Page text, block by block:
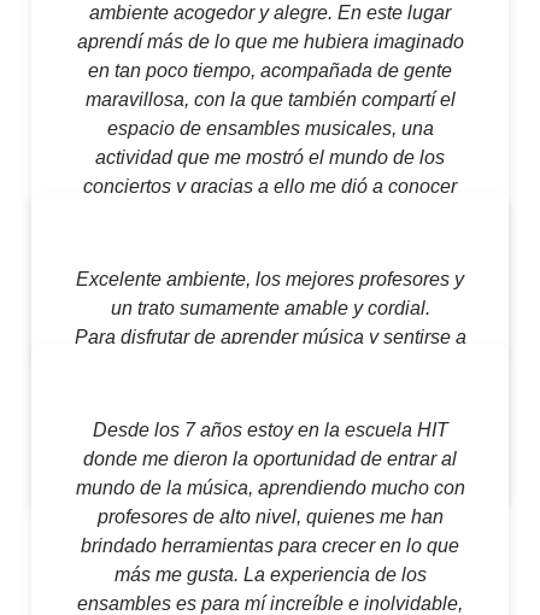
ambiente acogedor y alegre. En este lugar
aprendí más de lo que me hubiera imaginado
en tan poco tiempo, acompañada de gente
maravillosa, con la que también compartí el
espacio de ensambles musicales, una
actividad que me mostró el mundo de los
conciertos y gracias a ello me dió a conocer
Paulina Castro
Excelente ambiente, los mejores profesores y
un trato sumamente amable y cordial.
Para disfrutar de aprender música y sentirse a
José Enrique D'Ottone
Desde los 7 años estoy en la escuela HIT
donde me dieron la oportunidad de entrar al
mundo de la música, aprendiendo mucho con
profesores de alto nivel, quienes me han
brindado herramientas para crecer en lo que
más me gusta. La experiencia de los
ensambles es para mí increíble e inolvidable,